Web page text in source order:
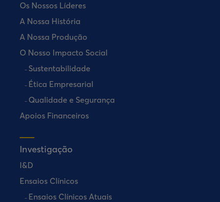
Os Nossos Líderes
A Nossa História
A Nossa Produção
O Nosso Impacto Social
Sustentabilidade
Ética Empresarial
Qualidade e Segurança
Apoios Financeiros
Investigação
I&D
Ensaios Clínicos
Ensaios Clínicos Atuais